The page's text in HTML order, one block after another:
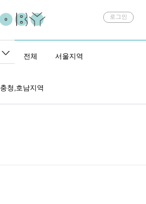
회로그인
전체 서울지역
충청,호남지역